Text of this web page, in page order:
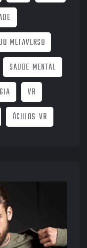
METAVERSO
SAUDE MENTAL
VR
ÓCULOS VR